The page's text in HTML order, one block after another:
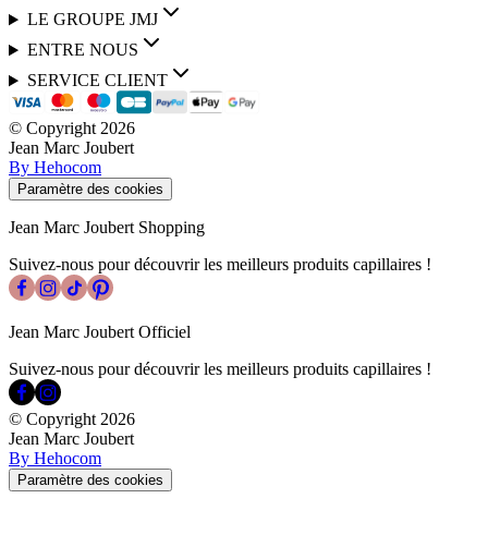
LE GROUPE JMJ
ENTRE NOUS
SERVICE CLIENT
© Copyright 2026
Jean Marc Joubert
By Hehocom
Paramètre des cookies
Jean Marc Joubert Shopping
Suivez-nous pour découvrir les meilleurs produits capillaires !
Jean Marc Joubert Officiel
Suivez-nous pour découvrir les meilleurs produits capillaires !
© Copyright 2026
Jean Marc Joubert
By Hehocom
Paramètre des cookies